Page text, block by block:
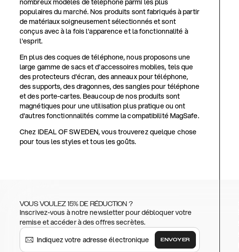
nombreux modèles de téléphone parmi les plus
populaires du marché. Nos produits sont fabriqués à partir
de matériaux soigneusement sélectionnés et sont
conçus avec à la fois l'apparence et la fonctionnalité à
l'esprit.
En plus des coques de téléphone, nous proposons une
large gamme de sacs et d'accessoires mobiles, tels que
des protecteurs d'écran, des anneaux pour téléphone,
des supports, des dragonnes, des sangles pour téléphone
et des porte-cartes. Beaucoup de nos produits sont
magnétiques pour une utilisation plus pratique ou ont
d'autres fonctionnalités comme la compatibilité MagSafe.
Chez IDEAL OF SWEDEN, vous trouverez quelque chose
pour tous les styles et tous les goûts.
VOUS VOULEZ 15% DE RÉDUCTION ?
Inscrivez-vous à notre newsletter pour débloquer votre
remise et accéder à des offres secrètes.
ENVOYER